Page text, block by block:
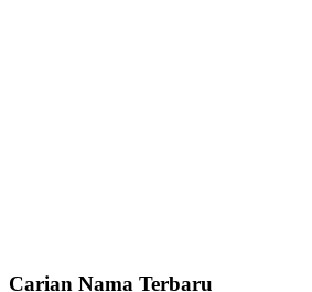
Carian Nama Terbaru